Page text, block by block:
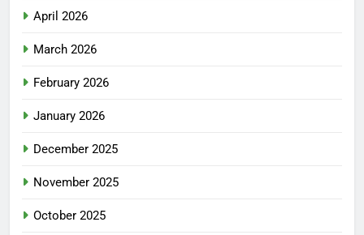
April 2026
March 2026
February 2026
January 2026
December 2025
November 2025
October 2025